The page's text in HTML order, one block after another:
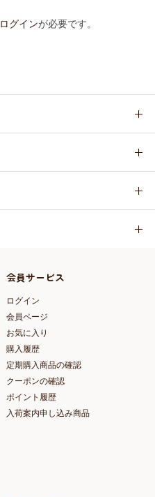
ログインが必要です。
会員サービス
ログイン
会員ページ
お気に入り
購入履歴
定期購入商品の確認
クーポンの確認
ポイント履歴
入荷案内申し込み商品